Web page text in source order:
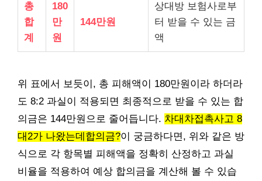
총
합
계
180
만
원
144만원
상대방 보험사로부
터 받을 수 있는 금
액
위 표에서 보듯이, 총 피해액이 180만원이라 하더라
도 8:2 과실이 적용되면 최종적으로 받을 수 있는 합
의금은 144만원으로 줄어듭니다. 차대차접촉사고 8
대2가 나왔는데합의금?이 궁금하다면, 위와 같은 방
식으로 각 항목별 피해액을 정확히 산정하고 과실
비율을 적용하여 예상 합의금을 계산해 볼 수 있습